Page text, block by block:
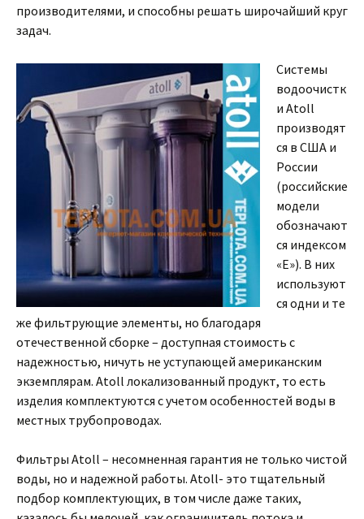
производителями, и способны решать широчайший круг
задач.
Системы
водоочистк
и Atoll
производят
ся в США и
России
(российские
модели
обозначают
ся индексом
«Е»). В них
используют
ся одни и те
же фильтрующие элементы, но благодаря
отечественной сборке – доступная стоимость с
надежностью, ничуть не уступающей американским
экземплярам. Atoll локализованный продукт, то есть
изделия комплектуются с учетом особенностей воды в
местных трубопроводах.
Фильтры Atoll – несомненная гарантия не только чистой
воды, но и надежной работы. Atoll- это тщательный
подбор комплектующих, в том числе даже таких,